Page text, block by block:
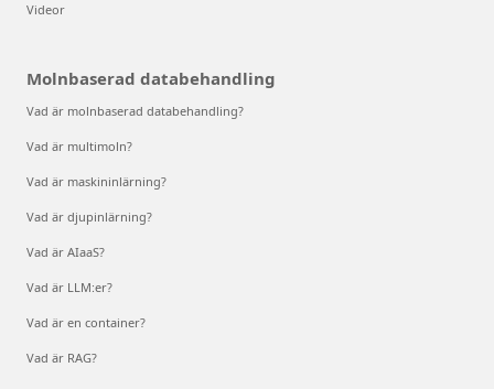
Videor
Molnbaserad databehandling
Vad är molnbaserad databehandling?
Vad är multimoln?
Vad är maskininlärning?
Vad är djupinlärning?
Vad är AIaaS?
Vad är LLM:er?
Vad är en container?
Vad är RAG?